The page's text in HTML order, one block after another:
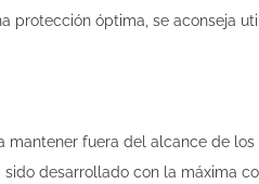
óptima, se aconseja
fuera del alcance de
desarrollado con la máxima